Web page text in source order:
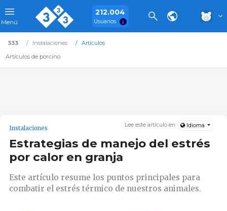
Menú
212.004
Usuarios
333 Instalaciones
Artículos
Artículos de porcino
Lee este artículo en: Idioma
Instalaciones
Estrategias de manejo del estrés
por calor en granja
Este artículo resume los puntos principales para
combatir el estrés térmico de nuestros animales.